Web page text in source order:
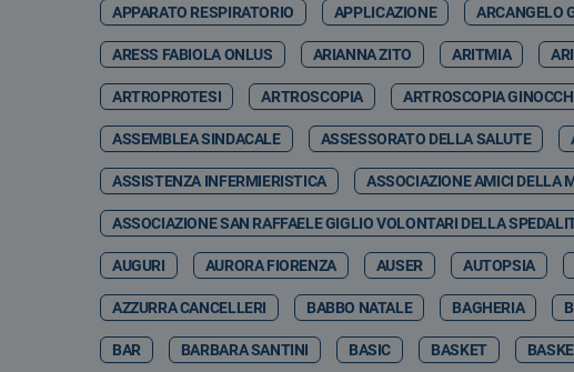
APPARATO RESPIRATORIO APPLICAZIONE ARCANGELO
ARESS FABIOLA ONLUS ARIANNA ZITO ARITMIA
ARTROPROTESI ARTROSCOPIA ARTROSCOPIA
ASSEMBLEA SINDACALE ASSESSORATO DELLA SALUTE
ASSISTENZA INFERMIERISTICA ASSOCIAZIONE AMICI DELLA
ASSOCIAZIONE SAN RAFFAELE GIGLIO VOLONTARI DELLA
AUGURI AURORA FIORENZA AUSER AUTOPSIA
AZZURRA CANCELLERI BABBO NATALE BAGHERIA
BAR BARBARA SANTINI BASIC BASKET